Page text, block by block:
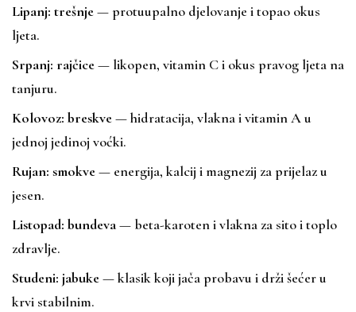
Lipanj: trešnje— protuupalno djelovanje i topao okus
ljeta.
Srpanj: rajčice— likopen, vitamin C i okus pravog ljeta na
tanjuru.
Kolovoz: breskve— hidratacija, vlakna i vitamin A u
jednoj jedinoj voćki.
Rujan: smokve— energija, kalcij i magnezij za prijelaz u
jesen.
Listopad: bundeva— beta-karoten i vlakna za sito i toplo
zdravlje.
Studeni: jabuke— klasik koji jača probavu i drži šećer u
krvi stabilnim.